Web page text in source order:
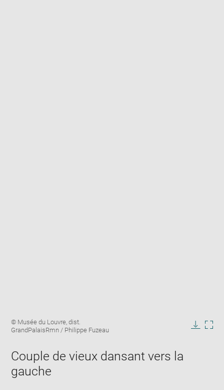
window
Image
caption:
© Musée du Louvre, dist.
GrandPalaisRmn / Philippe Fuzeau
Couple de vieux dansant vers la
gauche